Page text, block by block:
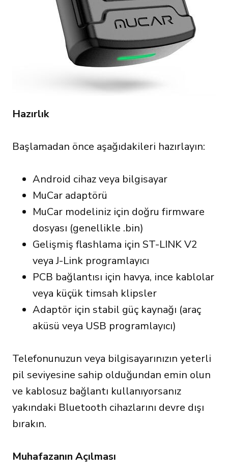
Hazırlık
Başlamadan önce aşağıdakileri hazırlayın:
Android cihaz veya bilgisayar
MuCar adaptörü
MuCar modeliniz için doğru firmware
dosyası (genellikle .bin)
Gelişmiş flashlama için ST-LINK V2
veya J-Link programlayıcı
PCB bağlantısı için havya, ince kablolar
veya küçük timsah klipsler
Adaptör için stabil güç kaynağı (araç
aküsü veya USB programlayıcı)
Telefonunuzun veya bilgisayarınızın yeterli
pil seviyesine sahip olduğundan emin olun
ve kablosuz bağlantı kullanıyorsanız
yakındaki Bluetooth cihazlarını devre dışı
bırakın.
Muhafazanın Açılması